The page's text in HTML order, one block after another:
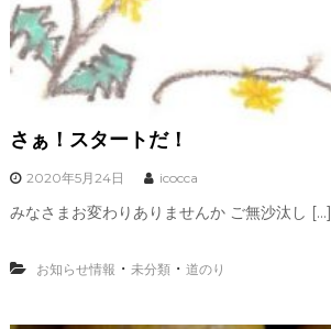
さぁ！スタートだ！
2020年5月24日 icocca
みなさまお変わりありませんか ご無沙汰し […]
お知らせ情報 ・ 未分類・ 道のり